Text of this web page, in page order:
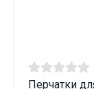
Перчатки